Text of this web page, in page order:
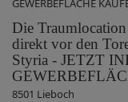
Die
direkt vor den
Styria - JETZT
8501 Lieboch